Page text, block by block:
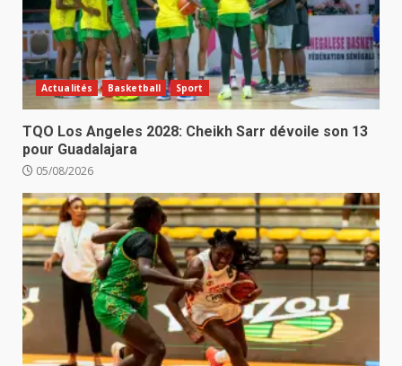
Actualités Basketball Sport
TQO Los Angeles 2028: Cheikh Sarr dévoile son 13
pour Guadalajara
05/08/2026